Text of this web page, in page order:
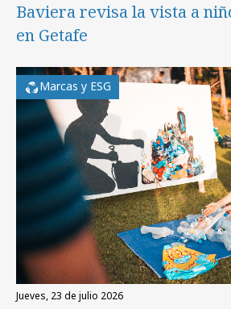
Baviera revisa la vista a
en Getafe
Marcas y ESG
jueves, 23 de julio 2026